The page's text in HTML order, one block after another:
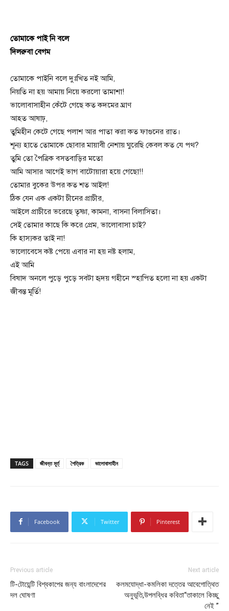
তোমাকে পাই নি বলে
দিলরুবা বেগম
তোমাকে পাইনি বলে দুঃখিত নই আমি,
নিয়তি না হয় আমায় নিয়ে করলো তামাশা!
ভালোবাসাহীন কেঁটে গেছে কত কদমের ঘ্রাণ
আহত আষাঢ়,
তুমিহীন কেটে গেছে পলাশ আর পাতা ঝরা কত ফাগুনের রাত।
শূন্য হাতে তোমাকে ছোবার মায়াবী নেশায় ঘুরেছি কেবল কত যে পথ?
তুমি তো পৈত্রিক বসতবাড়ির মতো
আমি আসার আগেই ভাগ বাটোয়ারা হয়ে গেছো!!
তোমার বুকের উপর কত শত আইল!
ঠিক যেন এক একটা চীনের প্রাচীর,
আইলে প্রাচীরে ভরেছে তৃষ্ণা, কামনা, বাসনা বিলাসিতা।
সেই তোমার কাছে কি করে প্রেম, ভালোবাসা চাই?
কি হাস্যকর তাই না!
ভালোবেসে কষ্ট পেয়ে এবার না হয় নষ্ট হলাম,
এই আমি
বিষাদ অনলে পুড়ে পুড়ে সবটা হৃদয় গহীনে স্হাপিত হলো না হয় একটা
জীবন্ত মূর্তি!
TAGS জীবন্ত মূর্ত্‌ পৈত্রিক ভালোবাসাহীন
Facebook Twitter Pinterest
Previous article
টি-টোয়েন্টি বিশ্বকাপের জন্য বাংলাদেশের
দল ঘোষণা
Next article
কলমযোদ্ধা-কমলিকা দত্তের আবেগোত্থিত
অনুভূতি,উপলব্ধির কবিতা“তাকালে কিচ্ছু
নেই ”